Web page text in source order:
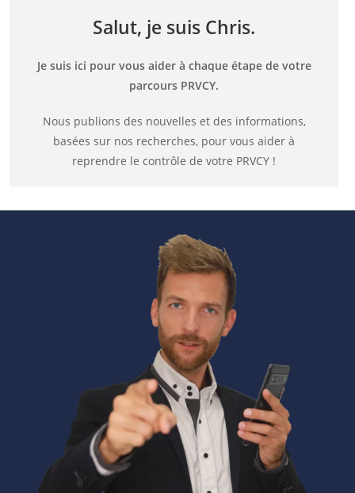
Salut, je suis Chris.
Je suis ici pour vous aider à chaque étape de votre
parcours PRVCY.
Nous publions des nouvelles et des informations,
basées sur nos recherches, pour vous aider à
reprendre le contrôle de votre PRVCY !